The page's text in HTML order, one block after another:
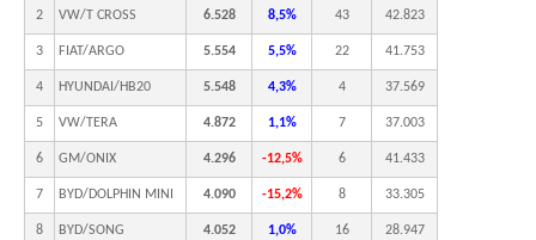
2 VW/T CROSS 6.528 8,5% 43 42.823
3 FIAT/ARGO 5.554 5,5% 22 41.753
4 HYUNDAI/HB20 5.548 4,3% 4 37.569
5 VW/TERA 4.872 1,1% 7 37.003
6 GM/ONIX 4.296 -12,5% 6 41.433
7 BYD/DOLPHIN MINI 4.090 -15,2% 8 33.305
8 BYD/SONG 4.052 1,0% 16 28.947